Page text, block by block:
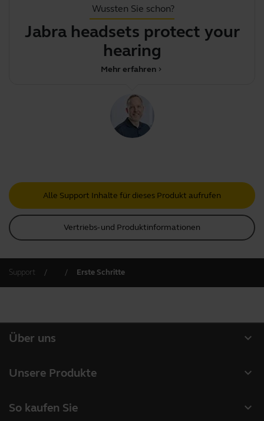
Wussten Sie schon?
Jabra headsets protect your
hearing
chevron_right
Mehr erfahren
Alle Support Inhalte für dieses Produkt aufrufen
Vertriebs- und Produktinformationen
Support Erste Schritte
expand_more
Über uns
Nachhaltigkeit
expand_more
Unsere Produkte
expand_more
So kaufen Sie